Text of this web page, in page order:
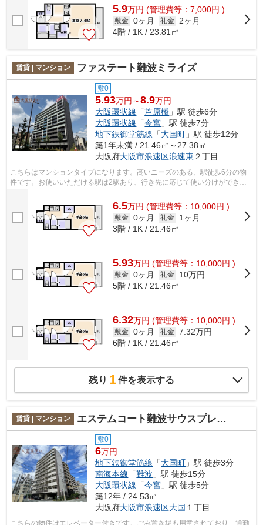
5.9万円 (管理費等：7,000円 )
敷金 0ヶ月 礼金 2ヶ月
4階 / 1K / 23.81㎡
賃貸 | マンション ファステート難波ミライズ
敷0
5.93万円～8.9万円
大阪環状線 「芦原橋 」駅 徒歩6分
大阪環状線 「今宮 」駅 徒歩7分
地下鉄御堂筋線 「大国町 」駅 徒歩12分
築1年未満 / 21.46㎡～27.38㎡
大阪府大阪市浪速区浪速東 ２丁目
こちらはマンションタイプになります。高いニーズのある、駅徒歩6分の物
件です。お使いいただける駅は2駅あり、行き先に応じて使い分けができま
す。共用部には敷地内ごみ置き場・エレ...
6.5万円 (管理費等：10,000円 )
敷金 0ヶ月 礼金
1ヶ月
3階 / 1K / 21.46㎡
5.93万円 (管理費等：10,000円 )
敷金 0ヶ月 礼金
10万円
5階 / 1K / 21.46㎡
6.32万円 (管理費等：10,000円 )
敷金 0ヶ月 礼金 7.32万円
6階 / 1K / 21.46㎡
残り 1件を表示する
賃貸 | マンション エステムコート難波サウスプレイスVエレージュ
敷0
6万円
地下鉄御堂筋線 「大国町 」駅 徒歩3分
南海本線 「難波 」駅 徒歩15分
大阪環状線 「今宮 」駅 徒歩5分
築12年 / 24.53㎡
大阪府大阪市浪速区大国 １丁目
こちらの物件はエレベーター付きです。ごみ置き場も用意されており、通勤